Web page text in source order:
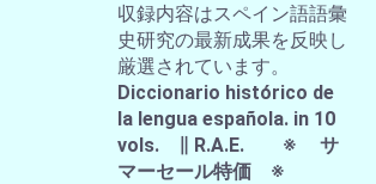
収録内容はスペイン語語彙
史研究の最新成果を反映し
厳選されています。
Diccionario histórico de
la lengua española. in 10
vols. ∥ R.A.E. ※ サ
マーセール特価 ※